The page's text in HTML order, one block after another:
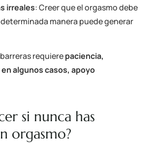
irreales: Creer que el orgasmo debe
manera puede generar
requierepaciencia,
algunos casos, apoyo
si nunca has
orgasmo?